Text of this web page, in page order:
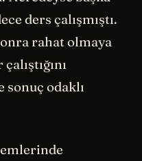
ders çalışmıştı.
rahat olmaya
sonuç odaklı